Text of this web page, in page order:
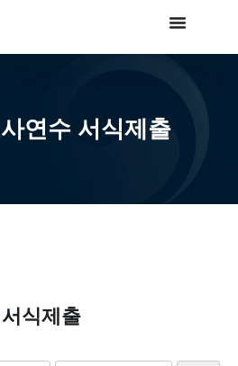
연수 서식제출
식제출